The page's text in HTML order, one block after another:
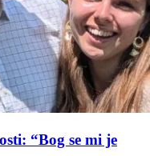
“Bog se mi je